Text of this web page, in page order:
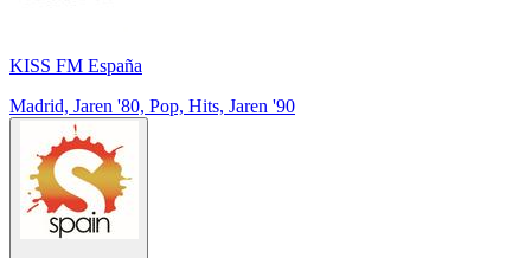
KISS FM España
Madrid, Jaren '80, Pop, Hits, Jaren '90